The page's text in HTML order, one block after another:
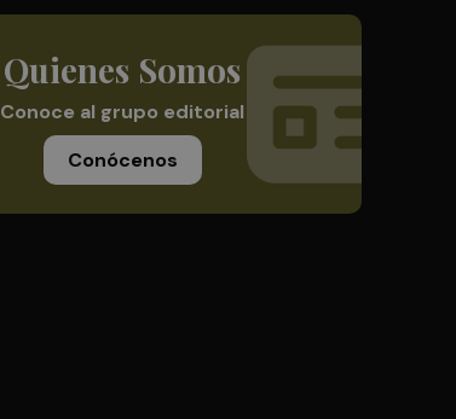
Quienes Somos
Conoce al grupo editorial
Conócenos